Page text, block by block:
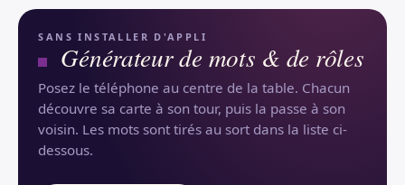
SANS INSTALLER D'APPLI
Générateur de mots & de rôles
Posez le téléphone au centre de la table. Chacun
découvre sa carte à son tour, puis la passe à son
voisin. Les mots sont tirés au sort dans la liste ci-
dessous.